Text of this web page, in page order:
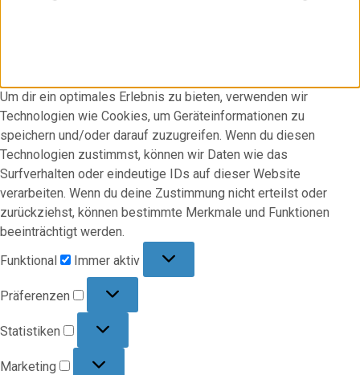
Um dir ein optimales Erlebnis zu bieten, verwenden wir
Technologien wie Cookies, um Geräteinformationen zu
speichern und/oder darauf zuzugreifen. Wenn du diesen
Technologien zustimmst, können wir Daten wie das
Surfverhalten oder eindeutige IDs auf dieser Website
verarbeiten. Wenn du deine Zustimmung nicht erteilst oder
zurückziehst, können bestimmte Merkmale und Funktionen
beeinträchtigt werden.
Funktional
Immer aktiv
Präferenzen
Statistiken
Marketing